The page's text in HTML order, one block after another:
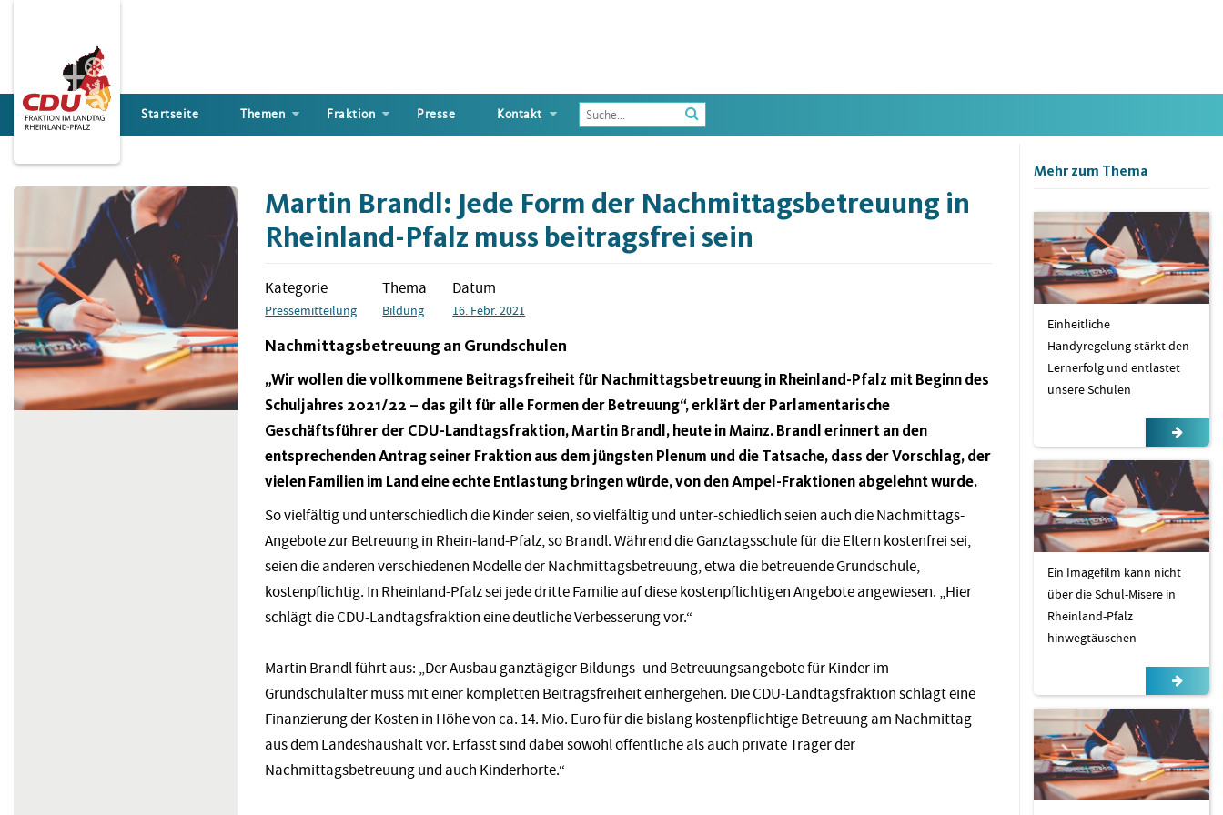
Startseite Themen Fraktion Presse Kontakt
Enter
the
to
search
for
Martin Brandl: Jede Form der Nachmittagsbetreuung in
Rheinland-Pfalz muss beitragsfrei sein
Kategorie
Pressemitteilung
Thema
Bildung
Datum
16. Febr. 2021
Nachmittagsbetreuung an Grundschulen
„Wir wollen die vollkommene Beitragsfreiheit für Nachmittagsbetreuung in Rheinland-Pfalz mit Beginn des
Schuljahres 2021/22 – das gilt für alle Formen der Betreuung“, erklärt der Parlamentarische
Geschäftsführer der CDU-Landtagsfraktion, Martin Brandl, heute in Mainz. Brandl erinnert an den
entsprechenden Antrag seiner Fraktion aus dem jüngsten Plenum und die Tatsache, dass der Vorschlag, der
vielen Familien im Land eine echte Entlastung bringen würde, von den Ampel-Fraktionen abgelehnt wurde.
So vielfältig und unterschiedlich die Kinder seien, so vielfältig und unter-schiedlich seien auch die Nachmittags-
Angebote zur Betreuung in Rhein-land-Pfalz, so Brandl. Während die Ganztagsschule für die Eltern kostenfrei sei,
seien die anderen verschiedenen Modelle der Nachmittagsbetreuung, etwa die betreuende Grundschule,
kostenpflichtig. In Rheinland-Pfalz sei jede dritte Familie auf diese kostenpflichtigen Angebote angewiesen. „Hier
schlägt die CDU-Landtagsfraktion eine deutliche Verbesserung vor.“
Martin Brandl führt aus: „Der Ausbau ganztägiger Bildungs- und Betreuungsangebote für Kinder im
Grundschulalter muss mit einer kompletten Beitragsfreiheit einhergehen. Die CDU-Landtagsfraktion schlägt eine
Finanzierung der Kosten in Höhe von ca. 14. Mio. Euro für die bislang kostenpflichtige Betreuung am Nachmittag
aus dem Landeshaushalt vor. Erfasst sind dabei sowohl öffentliche als auch private Träger der
Nachmittagsbetreuung und auch Kinderhorte.“
Mehr zum Thema
Einheitliche
Handyregelung stärkt den
Lernerfolg und entlastet
unsere Schulen
Ein Imagefilm kann nicht
über die Schul-Misere in
Rheinland-Pfalz
hinwegtäuschen